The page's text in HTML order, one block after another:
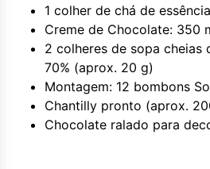
1 colher de chá de
Creme de Chocolate: 350
2 colheres de sopa cheias
70% (aprox. 20 g)
Montagem: 12 bombons
Chantilly pronto (aprox.
Chocolate ralado para